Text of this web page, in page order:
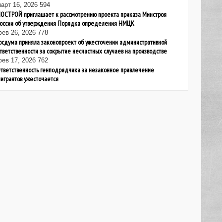
16, 2026 594
приглашает к рассмотрению проекта приказа Минстроя
об утверждения Порядка определения НМЦК
26, 2026 778
приняла законопроект об ужесточении административной
за сокрытие несчастных случаев на производстве
17, 2026 762
генподрядчика за незаконное привлечение
ужесточается